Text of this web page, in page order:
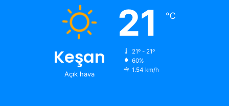
Keşan
Açık hava
21 ℃
21º - 21º
60%
1.54 km/h